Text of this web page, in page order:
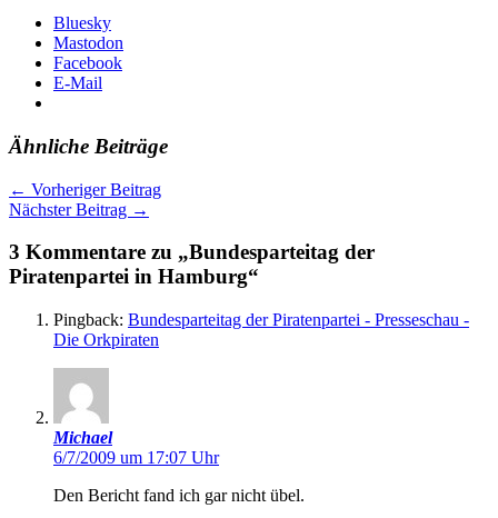
Bluesky
Mastodon
Facebook
E-Mail
Ähnliche Beiträge
← Vorheriger Beitrag
Nächster Beitrag →
3 Kommentare zu „Bundesparteitag der
Piratenpartei in Hamburg“
Pingback: Bundesparteitag der Piratenpartei - Presseschau -
Die Orkpiraten
Michael
6/7/2009 um 17:07 Uhr
Den Bericht fand ich gar nicht übel.